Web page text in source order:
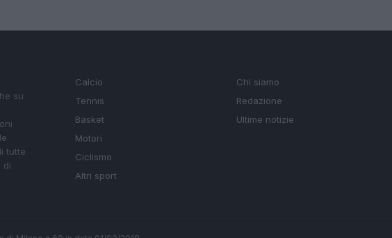
su
tutte
di
Calcio
Tennis
Basket
Motori
Ciclismo
Altri sport
Chi siamo
Redazione
Ultime notizie